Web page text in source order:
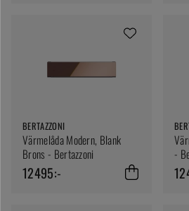
BERTAZZONI
Värmelåda Modern, Blank
Brons - Bertazzoni
12495:-
-